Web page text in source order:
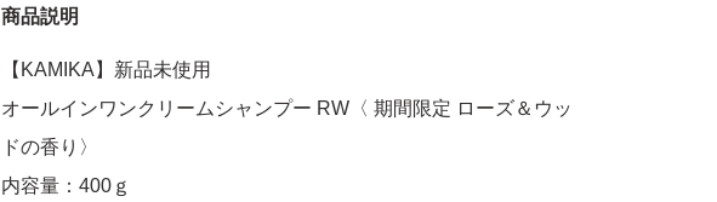
商品説明
【KAMIKA】新品未使用
オールインワンクリームシャンプー RW〈 期間限定 ローズ＆ウッ
ドの香り〉
内容量：400ｇ